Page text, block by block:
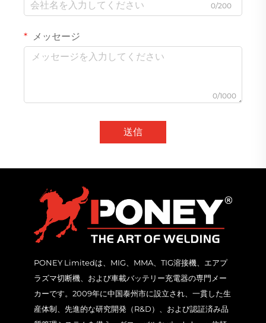
0/200
メッセージ
0/1000
送信
PONEY Limitedは、MIG、MMA、TIG溶接機、エアプ
ラズマ切断機、および車載バッテリー充電器の専門メー
カーです。2009年に中国泰州市に設立され、一貫した生
産体制、先進的な研究開発（R&D）、および認証済み品